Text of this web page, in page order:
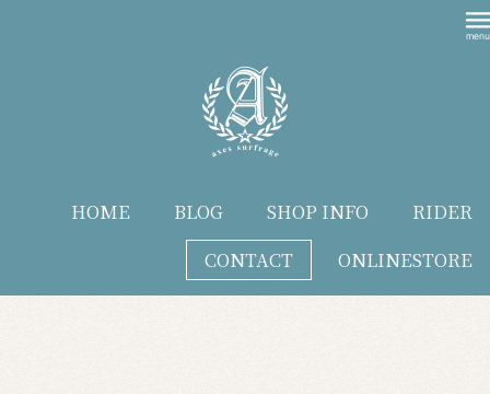
HOME BLOG SHOP INFO
RIDER
CONTACT
ONLINESTORE